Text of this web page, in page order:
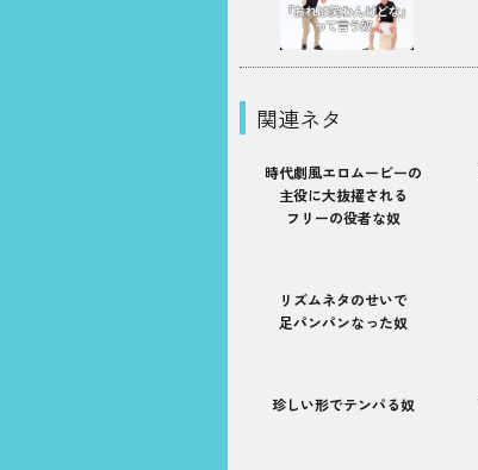
関連ネタ
時代劇風エロムービーの
主役に大抜擢される
フリーの役者な奴
リズムネタのせいで
足パンパンなった奴
珍しい形でテンパる奴